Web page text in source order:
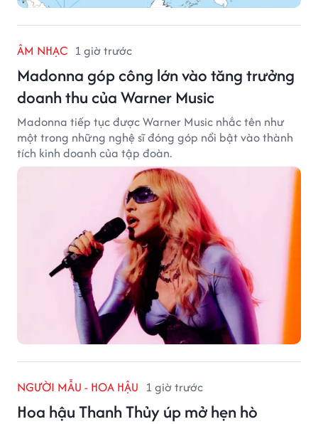
ÂM NHẠC 1 giờ trước
Madonna góp công lớn vào tăng trưởng
doanh thu của Warner Music
Madonna tiếp tục được Warner Music nhắc tên như
một trong những nghệ sĩ đóng góp nổi bật vào thành
tích kinh doanh của tập đoàn.
NGƯỜI MẪU - HOA HẬU 1 giờ trước
Hoa hậu Thanh Thủy úp mở hẹn hò